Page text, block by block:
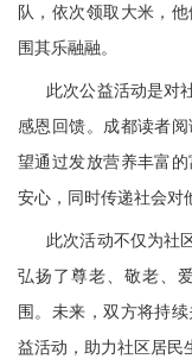
队，依次领取大米，
围其乐融融。
此次公益活动是对社
感恩回馈。成都读者
望通过发放营养丰富
安心，同时传递社会对
此次活动不仅为社区
弘扬了尊老、敬老、
围。未来，双方将持
益活动，助力社区居民